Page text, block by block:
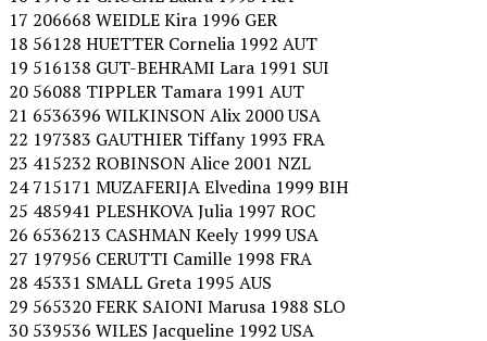
17 206668 WEIDLE Kira 1996 GER
18 56128 HUETTER Cornelia 1992 AUT
19 516138 GUT-BEHRAMI Lara 1991 SUI
20 56088 TIPPLER Tamara 1991 AUT
21 6536396 WILKINSON Alix 2000 USA
22 197383 GAUTHIER Tiffany 1993 FRA
23 415232 ROBINSON Alice 2001 NZL
24 715171 MUZAFERIJA Elvedina 1999 BIH
25 485941 PLESHKOVA Julia 1997 ROC
26 6536213 CASHMAN Keely 1999 USA
27 197956 CERUTTI Camille 1998 FRA
28 45331 SMALL Greta 1995 AUS
29 565320 FERK SAIONI Marusa 1988 SLO
30 539536 WILES Jacqueline 1992 USA